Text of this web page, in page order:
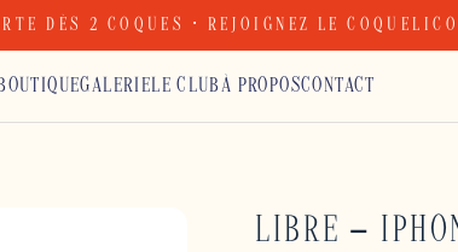
DÈS 2 COQUES · REJOIGNEZ LE
GALERIELE CLUBÀ PROPOSCONTACT
LIBRE –